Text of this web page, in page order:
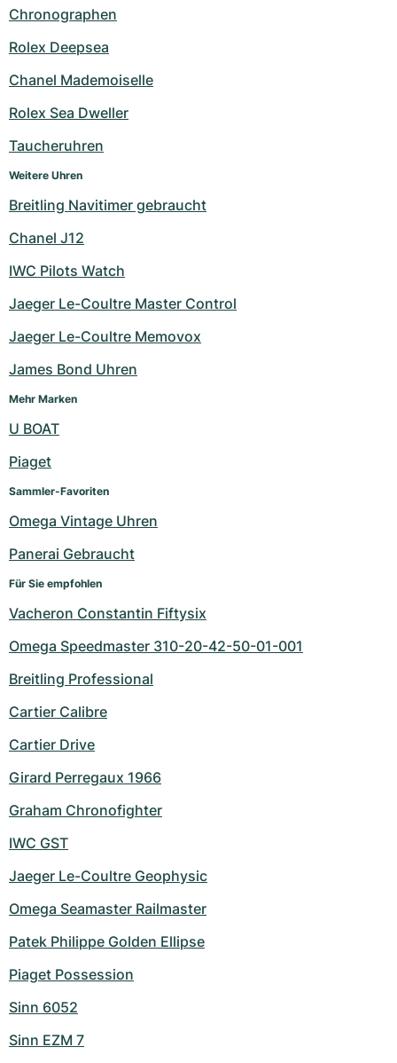
Milgauss
Yacht-Master
Yacht-Master II
Sky-Dweller
Submariner
Damenuhren
Ronde
Crash
Pasha
Baignoire
Ballon Blanc
Roadster
Damenuhren
Professional
Transocean
Cockpit
Super Avenger
Galactic
Montbrillant
Damenuhren
Formula 1
Gebraucht
Damenuhren
Portofino
Da Vinci
Aquatimer
GST
Vintage
Gebraucht
Spirit of Big Bang
Gebraucht
Chronographen
Rolex Deepsea
Chanel Mademoiselle
Rolex Sea Dweller
Taucheruhren
Weitere Uhren
Breitling Navitimer gebraucht
Chanel J12
IWC Pilots Watch
Jaeger Le-Coultre Master Control
Jaeger Le-Coultre Memovox
James Bond Uhren
Mehr Marken
U BOAT
Piaget
Sammler-Favoriten
Omega Vintage Uhren
Panerai Gebraucht
Für Sie empfohlen
Vacheron Constantin Fiftysix
Omega Speedmaster 310-20-42-50-01-001
Breitling Professional
Cartier Calibre
Cartier Drive
Girard Perregaux 1966
Graham Chronofighter
IWC GST
Jaeger Le-Coultre Geophysic
Omega Seamaster Railmaster
Patek Philippe Golden Ellipse
Piaget Possession
Sinn 6052
Sinn EZM 7